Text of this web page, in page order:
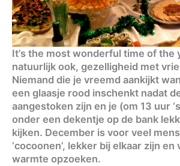
It’s the most wonderful time of the
natuurlijk ook, gezelligheid met
Niemand die je vreemd aankijkt
een glaasje rood inschenkt nadat
aangestoken zijn en je (om 13 uur
onder een dekentje op de bank
kijken. December is voor veel
‘cocoonen’, lekker bij elkaar zijn en
warmte opzoeken.